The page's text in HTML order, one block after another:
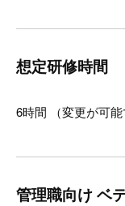
想定研修時間
6時間 （変更が可能
管理職向け ベ